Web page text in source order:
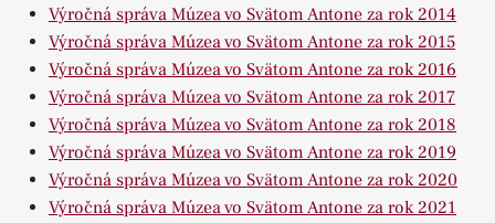
Výročná správa Múzea vo Svätom Antone za rok 2014
Výročná správa Múzea vo Svätom Antone za rok 2015
Výročná správa Múzea vo Svätom Antone za rok 2016
Výročná správa Múzea vo Svätom Antone za rok 2017
Výročná správa Múzea vo Svätom Antone za rok 2018
Výročná správa Múzea vo Svätom Antone za rok 2019
Výročná správa Múzea vo Svätom Antone za rok 2020
Výročná správa Múzea vo Svätom Antone za rok 2021